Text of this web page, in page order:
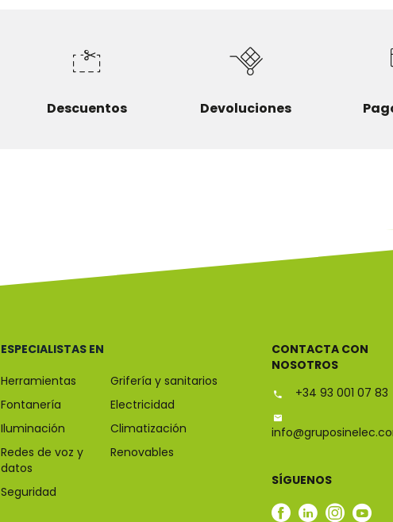
Descuentos Devoluciones
ESPECIALISTAS EN
Herramientas
Grifería y sanitarios
Fontanería
Electricidad
Iluminación
Climatización
Redes de voz y
datos
Renovables
Seguridad
CONTACTA CON
NOSOTROS
+34 93 001 07 83
SÍGUENOS